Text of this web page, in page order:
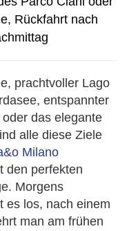
Rückfahrt nach
prachtvoller Lago
entspannter
das elegante
alle diese Ziele
Milano
den perfekten
Morgens
es los, nach einem
man am frühen